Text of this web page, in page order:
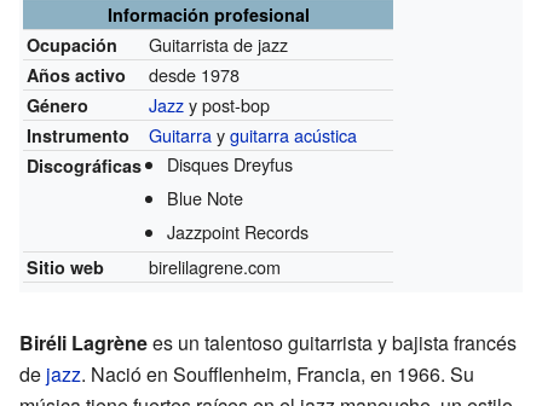
Información profesional
Ocupación
Guitarrista de jazz
Años activo desde 1978
Género Jazzy post-bop
Instrumento Guitarrayguitarra acústica
Discográficas
Disques Dreyfus
Blue Note
Jazzpoint Records
Sitio web birelilagrene.com
Biréli Lagrènees un talentoso guitarrista y bajista francés
de jazz. Nació en Soufflenheim, Francia, en 1966. Su